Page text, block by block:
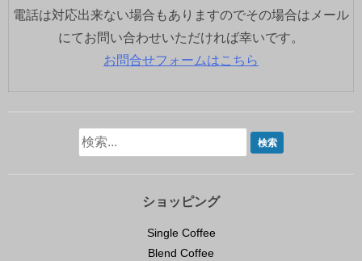
電話は対応出来ない場合もありますのでその場合はメール
にてお問い合わせいただければ幸いです。
お問合せフォームはこちら
ショッピング
Single Coffee
Blend Coffee